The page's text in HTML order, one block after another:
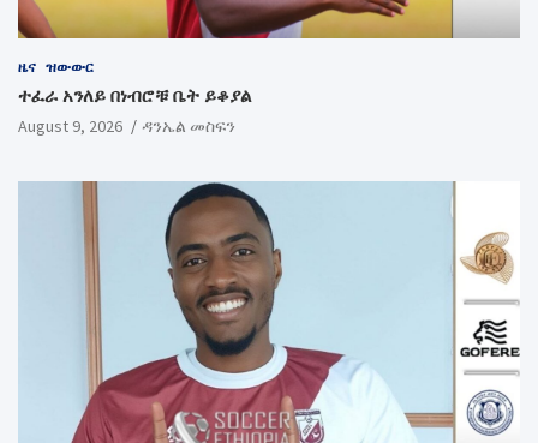
ዜና ዝውውር
ተፈራ አንለይ በነብሮቹ ቤት ይቆያል
August 9, 2026 ዳንኤል መስፍን